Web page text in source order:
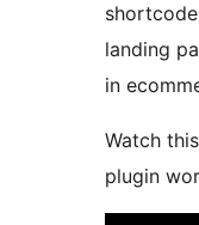
landing
in
Watch
plugin